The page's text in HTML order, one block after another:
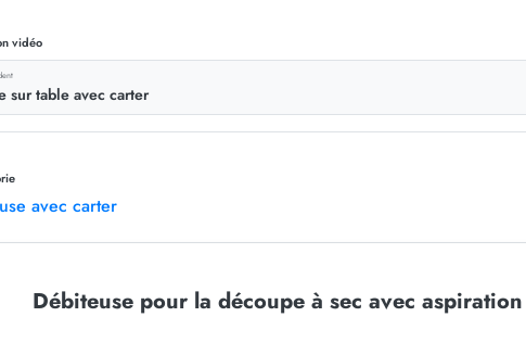
vidéo
sur table avec carter
avec carter
Débiteuse pour la découpe à sec avec